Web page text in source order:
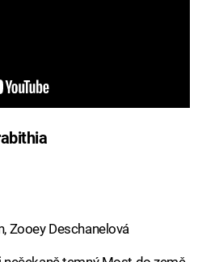
Zooey Deschanelová